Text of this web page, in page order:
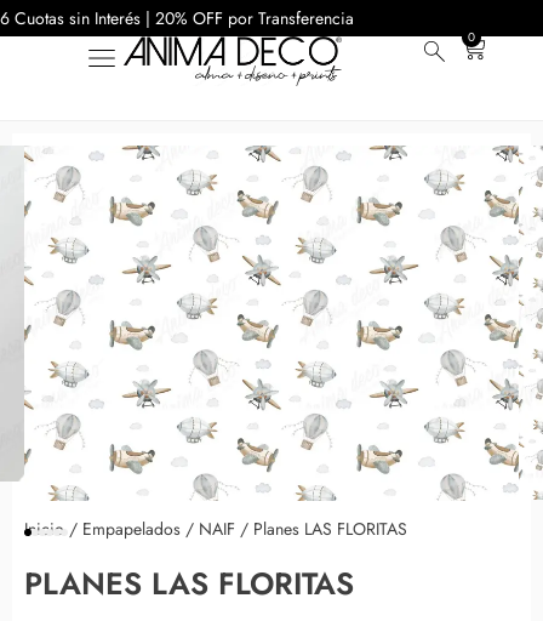
6 Cuotas sin Interés | 20% OFF por Transferencia
0
Inicio / Empapelados / NAIF / Planes LAS FLORITAS
PLANES LAS FLORITAS